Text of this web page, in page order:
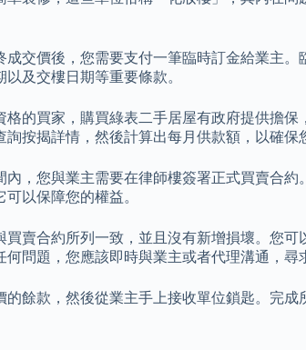
交價後，您需要支付一筆臨時訂金給業主
及交樓日期等重要條款。
的買家，購買綠表二手居屋有政府提供擔
按揭詳情，然後計算出每月供款額，以確保
，您與業主需要在律師樓簽署正式買賣合
以保障您的權益。
賣合約所列一致，並且沒有新增損壞。您
問題，您應該即時與業主或者代理溝通，尋
餘款，然後從業主手上接收單位鎖匙。完